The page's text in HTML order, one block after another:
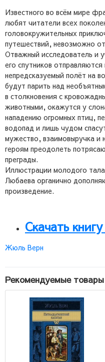
Известного во всём мире
любят читатели всех
головокружительных
путешествий, невозможно
Отважный исследователь и
его спутников отправляются
непредсказуемый полёт на
будут парить над
в столкновения с
животными, окажутся у
нападению огромных птиц,
водопад и лишь чудом
мужество, взаимовыручка и
героям преодолеть
преграды.
Иллюстрации молодого
Любаева органично
произведение.
Скачать
Жюль Верн
Рекомендуемые товары